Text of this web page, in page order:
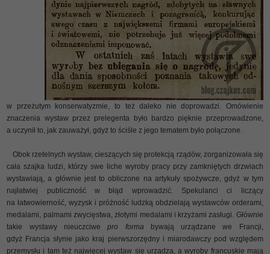
w przeżutym konserwatyzmie, to też daleko nie doprowadzi. Omówienie
znaczenia wystaw przez prelegenta było bardzo pięknie przeprowadzone,
a uczynił to, jak zauważył, gdyż to ściśle z jego tematem było połączone.
Obok rzetelnych wystaw, cieszących się protekcją rządów, zorganizowała się
cała szajka ludzi, którzy swe liche wyroby pracy przy zamkniętych drzwiach
wystawiają, a głównie jest to obliczone na artykuły spożywcze, gdyż w tym
najłatwiej publiczność w błąd wprowadzić. Spekulanci ci liczący
na łatwowierność, wyzysk i próżność ludzką obdzielają wystawców orderami,
medalami, palmami zwycięstwa, złotymi medalami i krzyżami zasługi. Głównie
takie wystawy nieuczciwepro forma bywają urządzane we Francji,
gdyż Francja słynie jako kraj pierwszorzędny i miarodawczy pod względem
przemysłu i tam też najwięcej wystaw się urządza, a wyroby francuskie mają